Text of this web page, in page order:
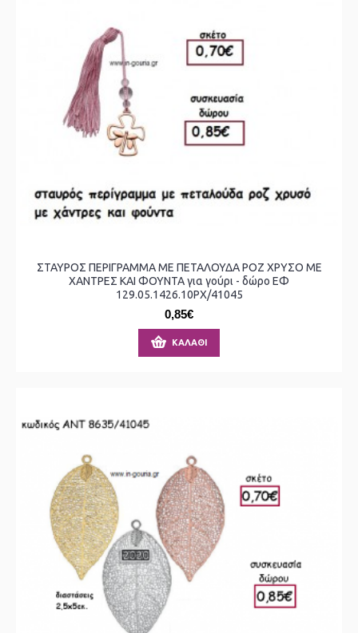
ΣΤΑΥΡΟΣ ΠΕΡΙΓΡΑΜΜΑ ΜΕ ΠΕΤΑΛΟΥΔΑ ΡΟΖ ΧΡΥΣΟ ΜΕ
ΧΑΝΤΡΕΣ ΚΑΙ ΦΟΥΝΤΑ για γούρι - δώρο ΕΦ
129.05.1426.10ΡΧ/41045
0,85€
ΚΑΛΆΘΙ